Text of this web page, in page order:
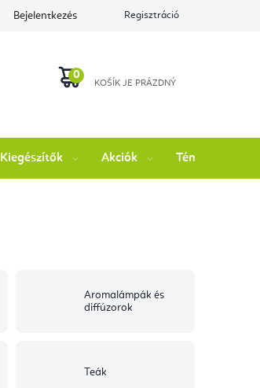
Bejelentkezés Regisztráció
Kiegészítők Akciók Témák
Aromalámpák és
diffúzorok
Teák